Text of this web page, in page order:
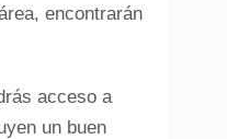
encontrarán
acceso a
un buen